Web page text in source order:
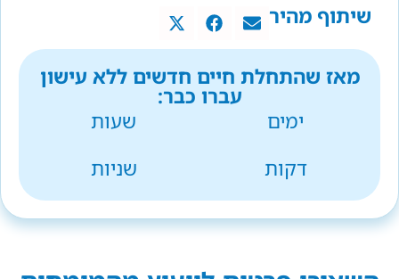
שיתוף מהיר
מאז שהתחלת חיים חדשים ללא עישון
עברו כבר:
ימים
שעות
דקות
שניות